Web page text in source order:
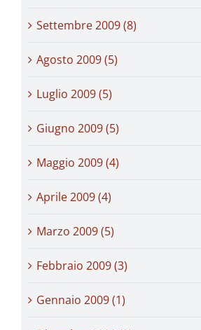
Settembre 2009 (8)
Agosto 2009 (5)
Luglio 2009 (5)
Giugno 2009 (5)
Maggio 2009 (4)
Aprile 2009 (4)
Marzo 2009 (5)
Febbraio 2009 (3)
Gennaio 2009 (1)